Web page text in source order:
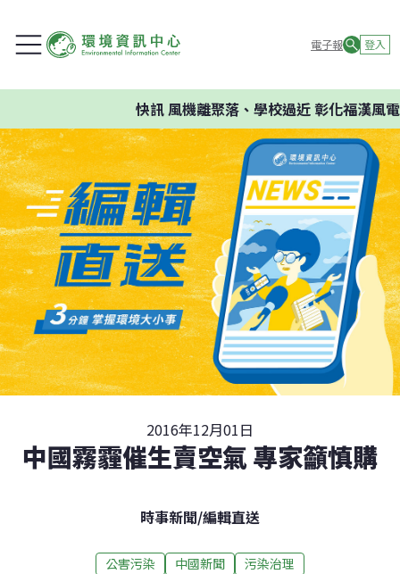
電子報 登入
快訊風機離聚落、學校過近 彰化福漢風電
2016年12月01日
中國霧霾催生賣空氣 專家籲慎購
時事新聞/編輯直送
公害污染 中國新聞 污染治理